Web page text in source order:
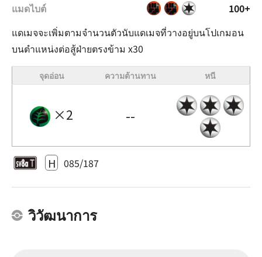
แมดไบต์
100+
แดเมจจะเพิ่มตามจำนวนตัวนับแดเมจที่วางอยู่บนโปเกมอน
บนตำแหน่งต่อสู้ฝ่ายตรงข้าม x30
จุดอ่อน ความต้านทาน หนี
×2 --
H 085/187
วิวัฒนาการ